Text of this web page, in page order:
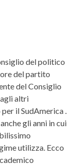
del politico
del partito
del Consiglio
altri
il SudAmerica .
gli anni in cui
utilizza. Ecco